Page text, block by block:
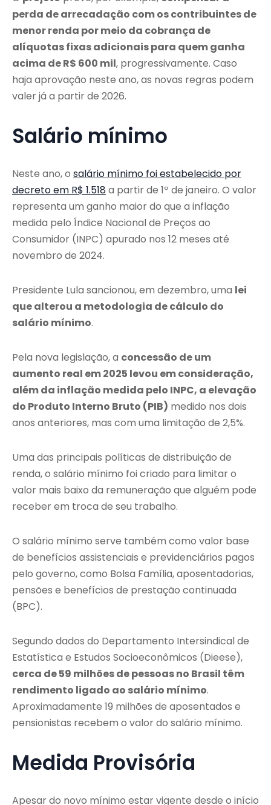
perda de arrecadação com os contribuintes de
menor renda por meio da cobrança de
alíquotas fixas adicionais para quem ganha
acima de R$ 600 mil, progressivamente. Caso
haja aprovação neste ano, as novas regras podem
valer já a partir de 2026.
Salário mínimo
Neste ano, o salário mínimo foi estabelecido por
decreto em R$ 1.518 a partir de 1º de janeiro. O valor
representa um ganho maior do que a inflação
medida pelo Índice Nacional de Preços ao
Consumidor (INPC) apurado nos 12 meses até
novembro de 2024.
Presidente Lula sancionou, em dezembro, uma lei
que alterou a metodologia de cálculo do
salário mínimo.
Pela nova legislação, a concessão de um
aumento real em 2025 levou em consideração,
além da inflação medida pelo INPC, a elevação
do Produto Interno Bruto (PIB) medido nos dois
anos anteriores, mas com uma limitação de 2,5%.
Uma das principais políticas de distribuição de
renda, o salário mínimo foi criado para limitar o
valor mais baixo da remuneração que alguém pode
receber em troca de seu trabalho.
O salário mínimo serve também como valor base
de benefícios assistenciais e previdenciários pagos
pelo governo, como Bolsa Família, aposentadorias,
pensões e benefícios de prestação continuada
(BPC).
Segundo dados do Departamento Intersindical de
Estatística e Estudos Socioeconômicos (Dieese),
cerca de 59 milhões de pessoas no Brasil têm
rendimento ligado ao salário mínimo.
Aproximadamente 19 milhões de aposentados e
pensionistas recebem o valor do salário mínimo.
Medida Provisória
Apesar do novo mínimo estar vigente desde o início